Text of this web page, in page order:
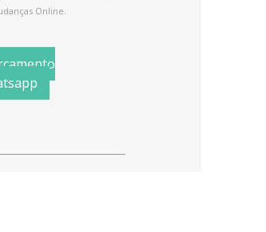
Online.